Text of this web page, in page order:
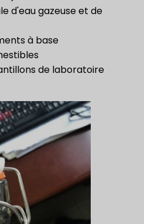
d'eau gazeuse et de
à base
de laboratoire